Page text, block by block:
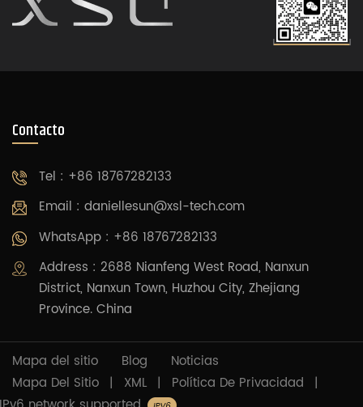
Contacto
Tel : +86 18767282133
Email : daniellesun@xsl-tech.com
WhatsApp : +86 18767282133
Address : 2688 Nianfeng West Road, Nanxun
District, Nanxun Town, Huzhou City, Zhejiang
Province. China
Mapa del sitio Blog
Noticias
Mapa Del Sitio | XML | Política De Privacidad |